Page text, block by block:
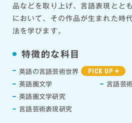
品などを取り上げ、言語表現とと
において、その作品が生まれた時
法を学びます。
特徴的な科目
英語の言語芸術世界 PICK UP
英語圏文学
言語芸
英語圏文学研究
言語芸術表現研究